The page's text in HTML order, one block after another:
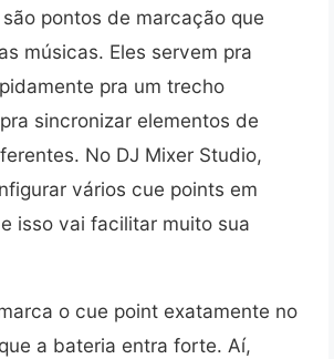
pontos de marcação que
músicas. Eles servem pra
pra um trecho
sincronizar elementos de
No DJ Mixer Studio,
vários cue points em
isso vai facilitar muito sua
o cue point exatamente no
a bateria entra forte. Aí,